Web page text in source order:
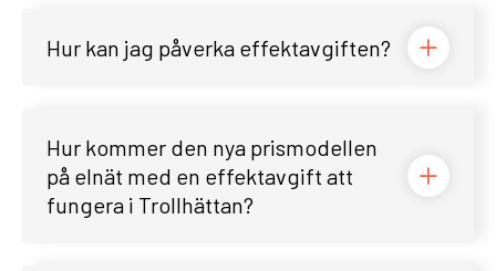
Hur kan jag påverka effektavgiften?
Hur kommer den nya prismodellen
på elnät med en effektavgift att
fungera i Trollhättan?